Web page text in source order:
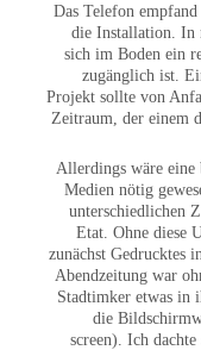
Das Telefon
die Installation. In
sich im Boden ein
zugänglich ist.
Projekt sollte von
Zeitraum, der einem
Allerdings wäre eine
Medien nötig
unterschiedlichen
Etat. Ohne diese
zunächst Gedrucktes
Abendzeitung war
Stadtimker etwas in
die
screen). Ich